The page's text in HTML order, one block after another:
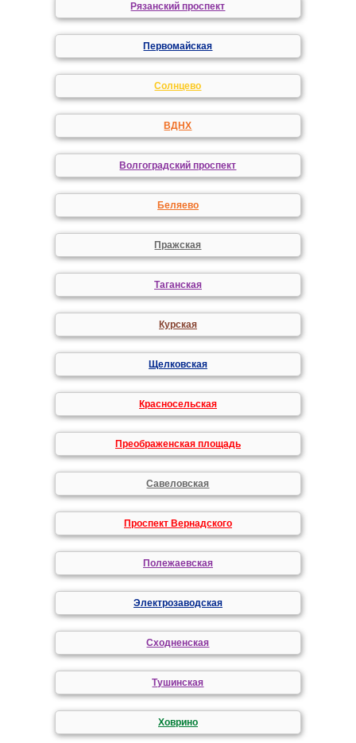
Рязанский проспект
Первомайская
Солнцево
ВДНХ
Волгоградский проспект
Беляево
Пражская
Таганская
Курская
Щелковская
Красносельская
Преображенская площадь
Савеловская
Проспект Вернадского
Полежаевская
Электрозаводская
Сходненская
Тушинская
Ховрино